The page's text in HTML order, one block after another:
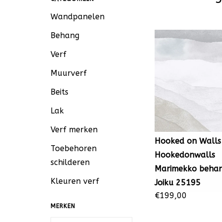
Wandpanelen
Behang
Verf
Muurverf
Beits
Lak
Verf merken
Toebehoren
schilderen
Kleuren verf
MERKEN
Hooked on Walls
Hookedonwalls
Marimekko
Joiku 25195
€199,00